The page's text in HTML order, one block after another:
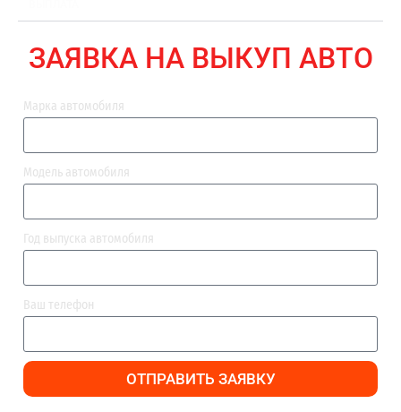
ЗАЯВКА НА ВЫКУП АВТО
Марка автомобиля
Модель автомобиля
Год выпуска автомобиля
Ваш телефон
ОТПРАВИТЬ ЗАЯВКУ